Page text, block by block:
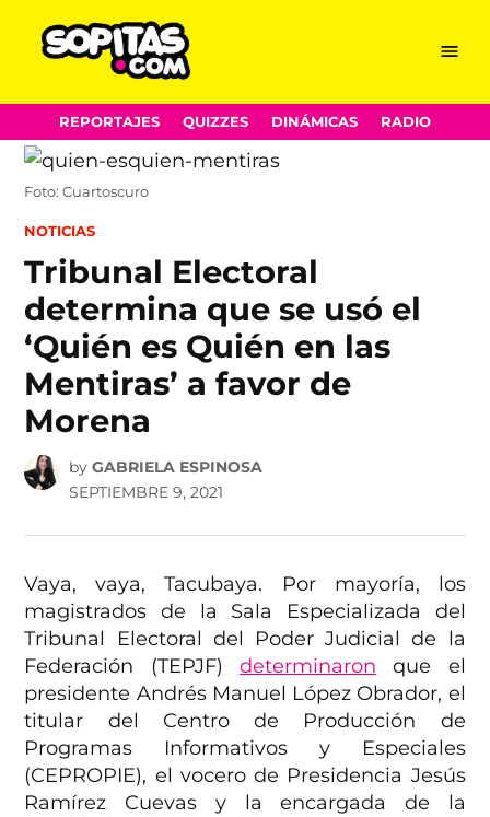
Skip
to
content
Menu
REPORTAJES QUIZZES DINÁMICAS RADIO
Foto: Cuartoscuro
POSTED
NOTICIAS
Tribunal Electoral
determina que se usó el
‘Quién es Quién en las
Mentiras’ a favor de
Morena
by GABRIELA ESPINOSA
SEPTIEMBRE 9, 2021
Vaya, vaya, Tacubaya. Por mayoría, los
magistrados de la Sala Especializada del
Tribunal Electoral del Poder Judicial de la
Federación (TEPJF) determinaron que el
presidente Andrés Manuel López Obrador, el
titular del Centro de Producción de
Programas Informativos y Especiales
(CEPROPIE), el vocero de Presidencia Jesús
Ramírez Cuevas y la encargada de la